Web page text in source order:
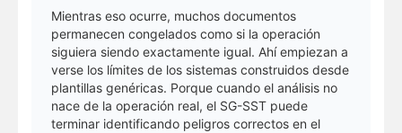
Mientras eso ocurre, muchos documentos
permanecen congelados como si la operación
siguiera siendo exactamente igual. Ahí empiezan a
verse los límites de los sistemas construidos desde
plantillas genéricas. Porque cuando el análisis no
nace de la operación real, el SG-SST puede
terminar identificando peligros correctos en el